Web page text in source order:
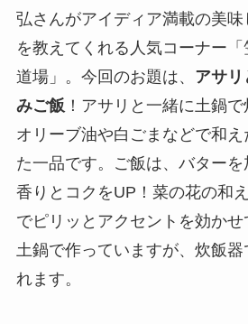
弘さんがアイディア満載の美
を教えてくれる人気コーナー
道場」。今回のお題は、 アサ
みご飯 ！アサリと一緒に土鍋
オリーブ油や白ごまなどで和
た一品です。ご飯は、バター
香りとコクをUP！菜の花の和
でピリッとアクセントを効か
土鍋で作っていますが、炊飯
れます。